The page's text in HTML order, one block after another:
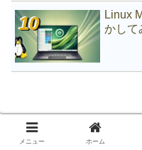
Linux
かして
メニュー ホーム